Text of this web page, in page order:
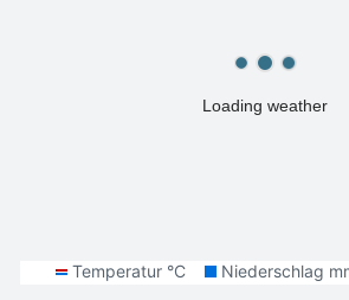
Loading weather